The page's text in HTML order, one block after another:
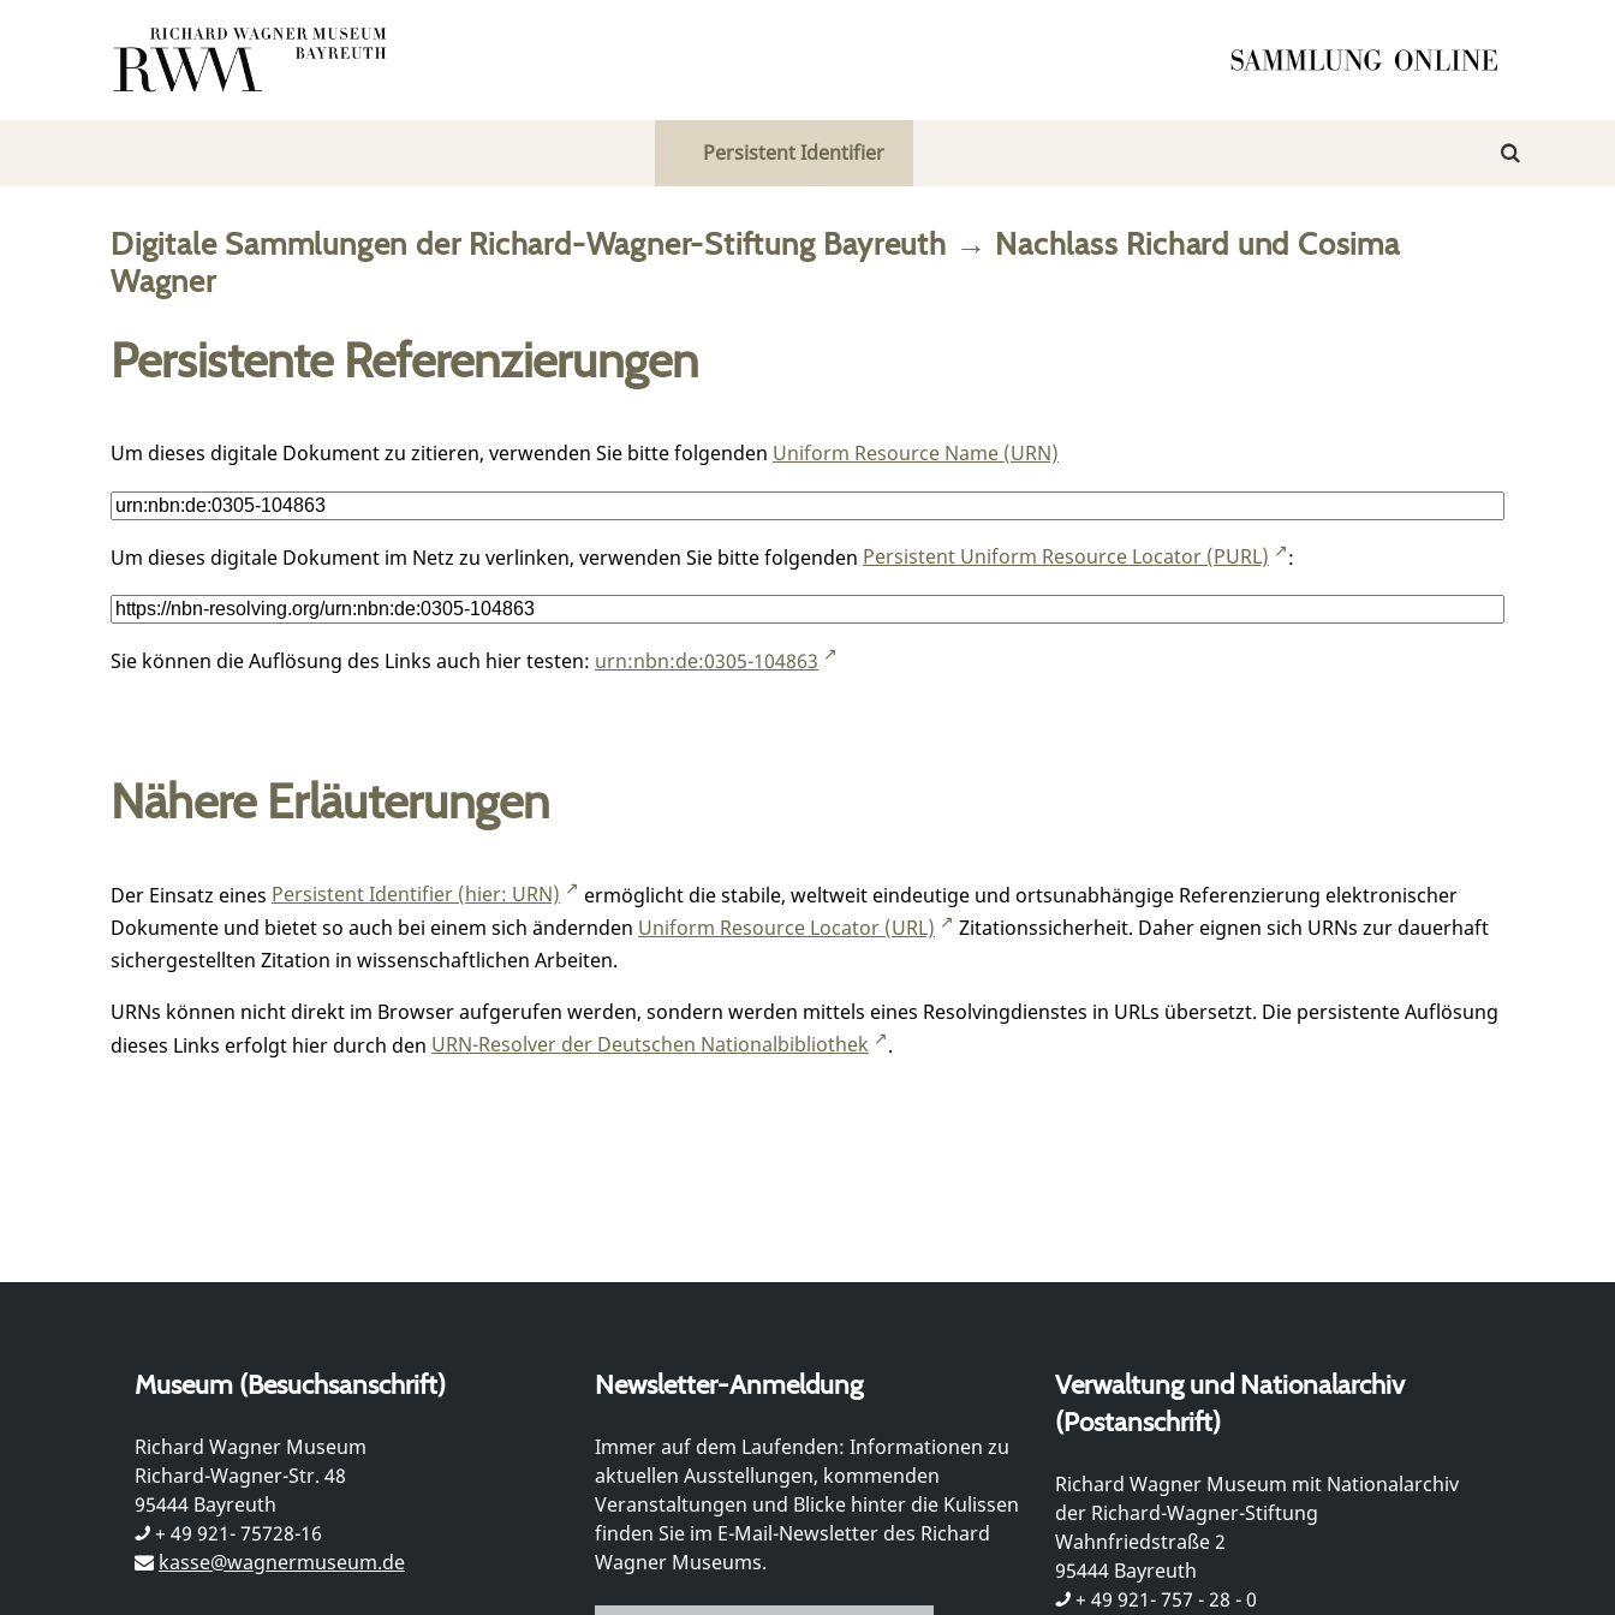
Persistent Identifier
Digitale Sammlungen der Richard-Wagner-Stiftung Bayreuth → Nachlass Richard und Cosima
Wagner
Persistente Referenzierungen
Um dieses digitale Dokument zu zitieren, verwenden Sie bitte folgenden Uniform Resource Name (URN)
Um dieses digitale Dokument im Netz zu verlinken, verwenden Sie bitte folgenden Persistent Uniform Resource Locator (PURL) :
Sie können die Auflösung des Links auch hier testen: urn:nbn:de:0305-104863
Nähere Erläuterungen
Der Einsatz eines Persistent Identifier (hier: URN)
ermöglicht die stabile, weltweit eindeutige und ortsunabhängige Referenzierung elektronischer
Dokumente und bietet so auch bei einem sich ändernden Uniform Resource Locator (URL)
Zitationssicherheit. Daher eignen sich URNs zur dauerhaft
sichergestellten Zitation in wissenschaftlichen Arbeiten.
URNs können nicht direkt im Browser aufgerufen werden, sondern werden mittels eines Resolvingdienstes in URLs übersetzt. Die persistente Auflösung
dieses Links erfolgt hier durch den URN-Resolver der Deutschen Nationalbibliothek .
Museum (Besuchsanschrift)
Richard Wagner Museum
Richard-Wagner-Str. 48
95444 Bayreuth
+ 49 921- 75728-16
kasse@wagnermuseum.de
Newsletter-Anmeldung
Immer auf dem Laufenden: Informationen zu
aktuellen Ausstellungen, kommenden
Veranstaltungen und Blicke hinter die Kulissen
finden Sie im E-Mail-Newsletter des Richard
Wagner Museums.
Verwaltung und Nationalarchiv
(Postanschrift)
Richard Wagner Museum mit Nationalarchiv
der Richard-Wagner-Stiftung
Wahnfriedstraße 2
95444 Bayreuth
+ 49 921- 757 - 28 - 0